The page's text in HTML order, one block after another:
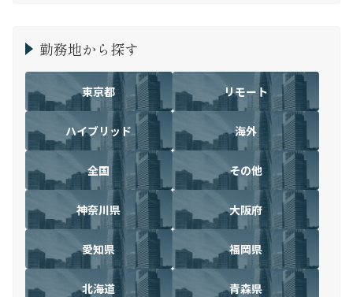
勤務地から探す
東京都 リモート
ハイブリッド 海外
全国 その他
神奈川県 大阪府
愛知県 福岡県
北海道 青森県